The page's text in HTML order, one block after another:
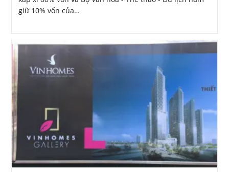
giữ 10% vốn của…